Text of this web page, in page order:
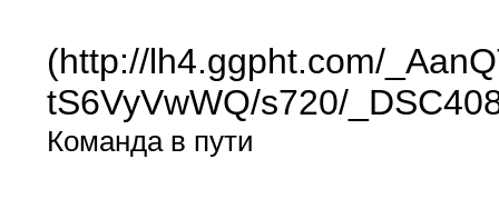
(http://lh4.ggpht.com/
tS6VyVwWQ/s720/
Команда в пути